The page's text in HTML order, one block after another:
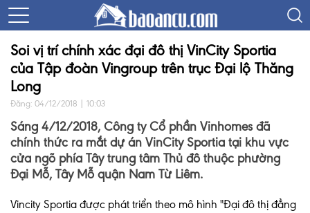
Soi vị trí chính xác đại đô thị VinCity Sportia
của Tập đoàn Vingroup trên trục Đại lộ Thăng
Long
Đăng: 04/12/2018 | 10:03
Sáng 4/12/2018, Công ty Cổ phần Vinhomes đã
chính thức ra mắt dự án VinCity Sportia tại khu vực
cửa ngõ phía Tây trung tâm Thủ đô thuộc phường
Đại Mỗ, Tây Mỗ quận Nam Từ Liêm.
Vincity Sportia được phát triển theo mô hình "Đại đô thị đẳng